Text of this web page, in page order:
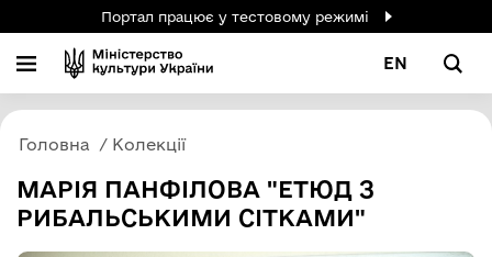
Портал працює у тестовому режимі
EN
Головна Колекції
МАРІЯ ПАНФІЛОВА "ЕТЮД З
РИБАЛЬСЬКИМИ СІТКАМИ"